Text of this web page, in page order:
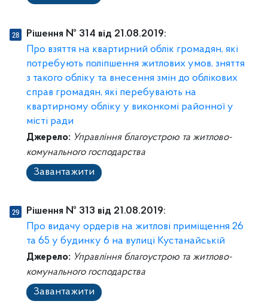
Рішення № 314 від 21.08.2019:
Про взяття на квартирний облік громадян, які
потребують поліпшення житлових умов, зняття
з такого обліку та внесення змін до облікових
справ громадян, які перебувають на
квартирному обліку у виконкомі районної у
місті ради
Джерело: Управління благоустрою та житлово-
комунального господарства
Завантажити
Рішення № 313 від 21.08.2019:
Про видачу ордерів на житлові приміщення 26
та 65 у будинку 6 на вулиці Кустанайській
Джерело: Управління благоустрою та житлово-
комунального господарства
Завантажити